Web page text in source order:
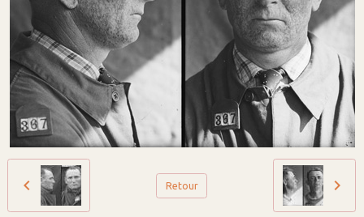
Retour